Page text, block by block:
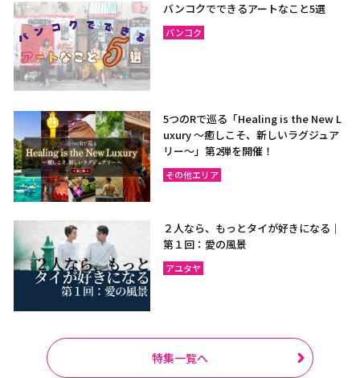
バンコクでできるアートなこと5選
バンコク
5つのRで巡る「Healing is the New L
uxury ～癒しこそ、新しいラグジュア
リー〜」第2弾を開催！
その他エリア
２人なら、もっとタイが好きになる｜
第１回：愛の風景
アユタヤ
特集一覧へ